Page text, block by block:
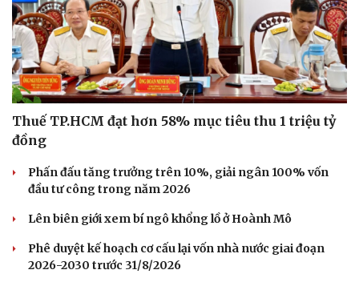
Du lịch
Tư vấn
Săn Tour
check-in
Podcast
Câu chuyện thời sự
Đọc truyện đêm khuya
Cửa sổ tình yêu
Kể chuyện cho bé
Thuế TP.HCM đạt hơn 58% mục tiêu thu 1 triệu tỷ
đồng
Phấn đấu tăng trưởng trên 10%, giải ngân 100% vốn
đầu tư công trong năm 2026
Lên biên giới xem bí ngô khổng lồ ở Hoành Mô
Phê duyệt kế hoạch cơ cấu lại vốn nhà nước giai đoạn
2026-2030 trước 31/8/2026